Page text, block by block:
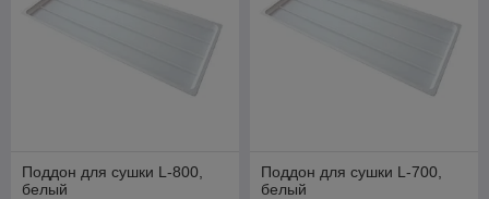
Поддон для сушки L-800,
белый
Поддон для сушки L-700,
белый